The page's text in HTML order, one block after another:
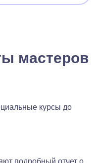
мастеров
курсы до
подробный отчет о